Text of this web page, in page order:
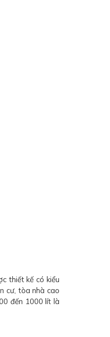
thiết kế có kiểu
cư, tòa nhà cao
đến 1000 lít là